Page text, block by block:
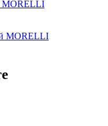
MORELLI
MORELLI